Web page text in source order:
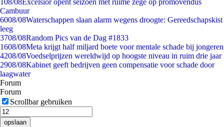
108/08Excelsior opent seizoen met ruime zege op promovendus
Cambuur
6008/08Waterschappen slaan alarm wegens droogte: Gereedschapskist
leeg
3708/08Random Pics van de Dag #1833
1608/08Meta krijgt half miljard boete voor mentale schade bij jongeren
4208/08Voedselprijzen wereldwijd op hoogste niveau in ruim drie jaar
2908/08Kabinet geeft bedrijven geen compensatie voor schade door
laagwater
Forum
Forum
Scrollbar gebruiken
opslaan